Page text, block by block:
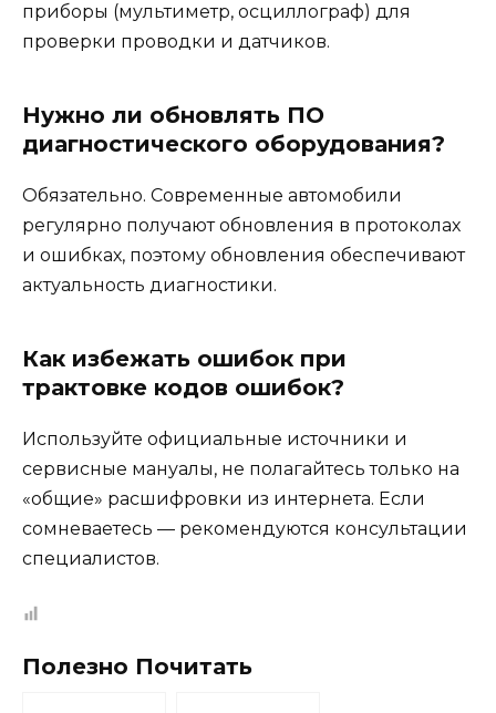
приборы (мультиметр, осциллограф) для
проверки проводки и датчиков.
Нужно ли обновлять ПО
диагностического оборудования?
Обязательно. Современные автомобили
регулярно получают обновления в протоколах
и ошибках, поэтому обновления обеспечивают
актуальность диагностики.
Как избежать ошибок при
трактовке кодов ошибок?
Используйте официальные источники и
сервисные мануалы, не полагайтесь только на
«общие» расшифровки из интернета. Если
сомневаетесь — рекомендуются консультации
специалистов.
Полезно Почитать